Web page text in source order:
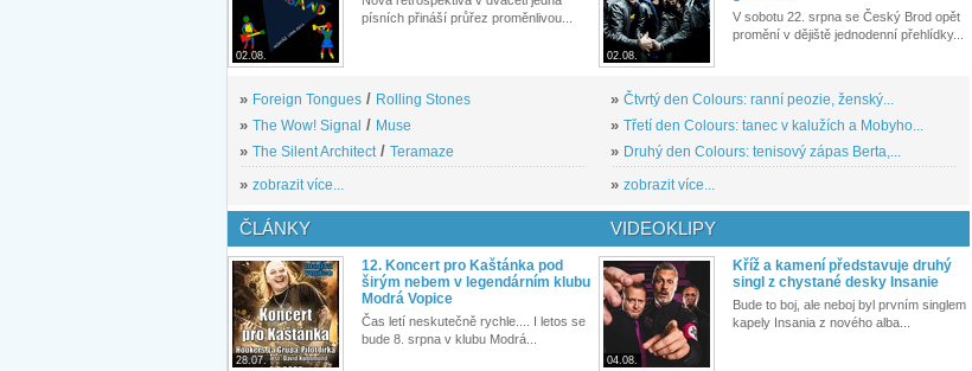
02.08.
písních přináší průřez proměnlivou...
» Foreign Tongues / Rolling Stones
» The Wow! Signal / Muse
» The Silent Architect/ Teramaze
» zobrazit více...
02.08.
V sobotu 22. srpna se Český Brod opět
promění v dějiště jednodenní přehlídky...
» Čtvrtý den Colours: ranní peozie, ženský...
» Třetí den Colours: tanec v kalužích a Mobyho...
» Druhý den Colours: tenisový zápas Berta,...
» zobrazit více...
ČLÁNKY
28.07.
12. Koncert pro Kaštánka pod
širým nebem v legendárním klubu
Modrá Vopice
Čas letí neskutečně rychle.... I letos se
bude 8. srpna v klubu Modrá...
VIDEOKLIPY
04.08.
Kříž a kamení představuje druhý
singl z chystané desky Insanie
Bude to boj, ale neboj byl prvním singlem
kapely Insania z nového alba...